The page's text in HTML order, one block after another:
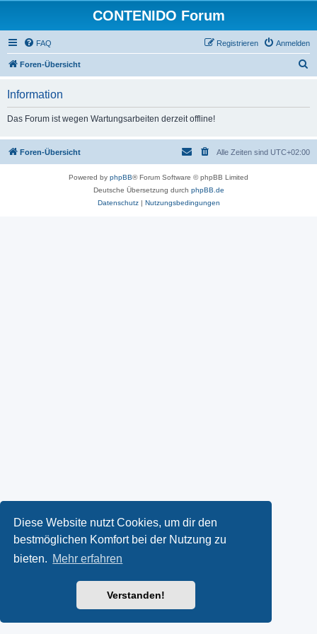
Diese Website nutzt Cookies, um dir den
bestmöglichen Komfort bei der Nutzung zu
bieten. Mehr erfahren
Verstanden!
CONTENIDO Forum
FAQ Anmelden
Registrieren
Foren-Übersicht
Information
Das Forum ist wegen Wartungsarbeiten derzeit offline!
Foren-Übersicht Alle Zeiten sind UTC+02:00
Powered by phpBB® Forum Software © phpBB Limited
Deutsche Übersetzung durch phpBB.de
Datenschutz| Nutzungsbedingungen